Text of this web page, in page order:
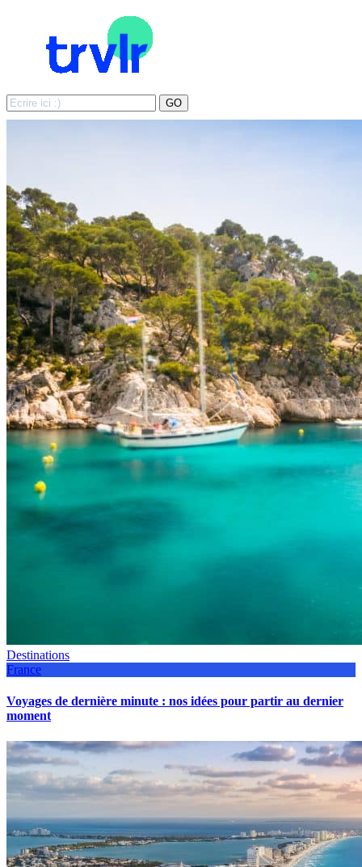
Search
for:
GO
Destinations
France
Voyages de dernière minute : nos idées pour partir au dernier
moment